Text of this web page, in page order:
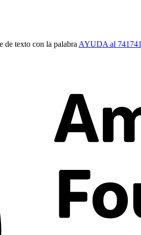
de texto con la palabra AYUDA al 741741